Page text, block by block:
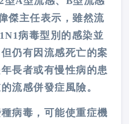
傑主任表示，雖然流
病毒型別的感染並
仍有因流感死亡的案
長者或有慢性病的患
流感併發症風險。
種病毒，可能使重症機